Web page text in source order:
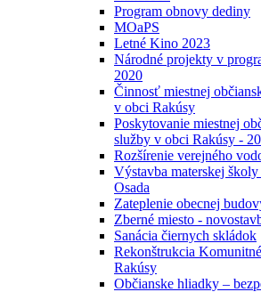
Program obnovy dediny
MOaPS
Letné Kino 2023
Národné projekty v
2020
Činnosť miestnej
v obci Rakúsy
Poskytovanie miestnej
služby v obci Rakúsy -
Rozšírenie verejného
Výstavba materskej
Osada
Zateplenie obecnej
Zberné miesto -
Sanácia čiernych skládok
Rekonštrukcia
Rakúsy
Občianske hliadky –